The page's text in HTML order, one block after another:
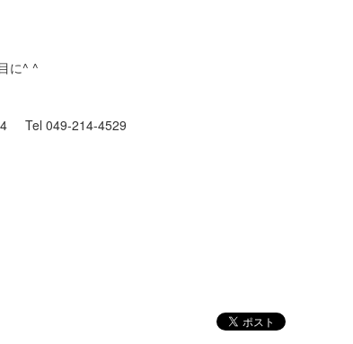
に^ ^
Tel 049-214-4529